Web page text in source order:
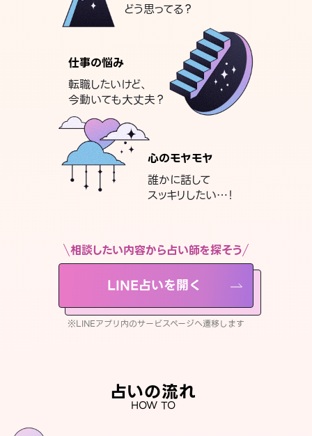
どう思ってる？
仕事の悩み
転職したいけど、
今動いても大丈夫？
心のモヤモヤ
誰かに話して
スッキリしたい…！
相談したい内容から占い師を探そう
LINE占いを開く
※LINEアプリ内のサービスページへ遷移します
占いの流れ
HOW TO